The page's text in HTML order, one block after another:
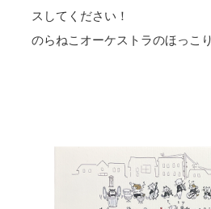
スしてください！
のらねこオーケストラのほっこ